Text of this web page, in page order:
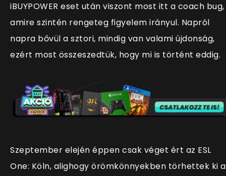
iBUYPOWER eset után viszont most itt a coach bug,
amire szintén rengeteg figyelem irányul. Napról
napra bővül a sztori, mindig van valami újdonság,
ezért most összeszedtük, hogy mi is történt eddig.
Szeptember elején éppen csak véget ért az ESL
One: Köln, alighogy örömkönnyekben törhettek ki a